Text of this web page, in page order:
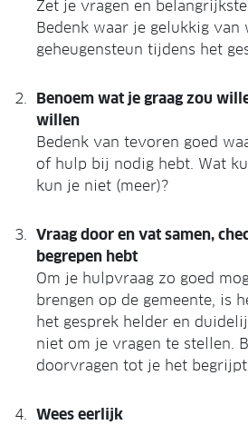
Zet je vragen en
Bedenk waar je gelukkig van
geheugensteun tijdens het
Benoem wat je graag zou
willen
Bedenk van tevoren goed
of hulp bij nodig hebt. Wat
kun je niet (meer)?
Vraag door en vat samen,
begrepen hebt
Om je hulpvraag zo goed
brengen op de gemeente, is
het gesprek helder en
niet om je vragen te stellen.
doorvragen tot je het
Wees eerlijk